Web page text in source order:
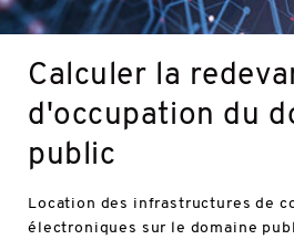
Calculer la
d'occupation du
public
Location des infrastructures de
électroniques sur le domaine